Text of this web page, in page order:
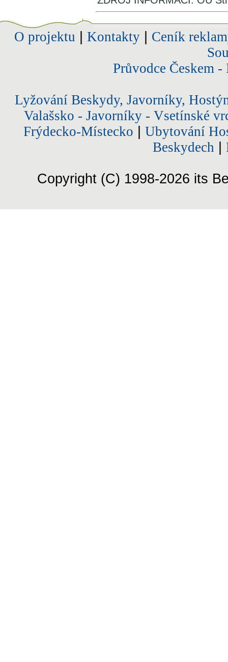
O projektu Kontakty| Ceník
Průvodce Českem
Lyžování Beskydy, Javorníky,
Valašsko - Javorníky - Vsetínské
Frýdecko-Místecko
Ubytování
Beskydech
Copyright (C) 1998-2026 its